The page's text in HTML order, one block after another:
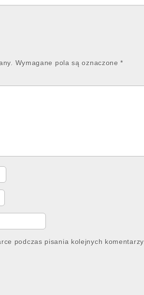
Wymagane pola są oznaczone*
podczas pisania kolejnych komentarzy.